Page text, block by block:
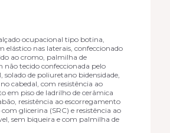
ocupacional tipo botina,
elástico nas laterais, confeccionado
ao cromo, palmilha de
tecido confeccionada pelo
solado de poliuretano bidensidade,
cabedal, com resistência ao
em piso de ladrilho de cerâmica
resistência ao escorregamento
glicerina (SRC) e resistência ao
sem biqueira e com palmilha de